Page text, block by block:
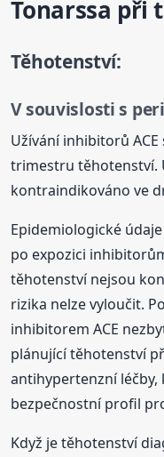
Tonarssa při
Těhotenství:
V souvislosti s
Užívání inhibitorů
trimestru těhotenství.
kontraindikováno ve
Epidemiologické
po expozici
těhotenství nejsou
rizika nelze vyloučit.
inhibitorem ACE
plánující těhotenství
antihypertenzní
bezpečnostní profil
Když je těhotenství